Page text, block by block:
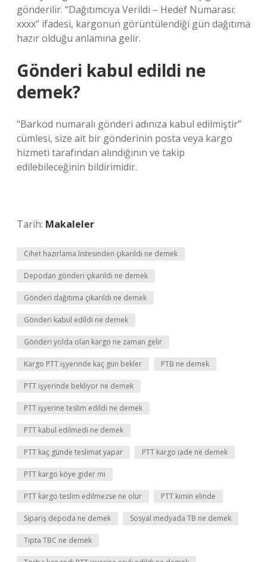
gönderilir. “Dağıtımcıya Verildi – Hedef Numarası:
xxxx” ifadesi, kargonun görüntülendiği gün dağıtıma
hazır olduğu anlamına gelir.
Gönderi kabul edildi ne
demek?
“Barkod numaralı gönderi adınıza kabul edilmiştir”
cümlesi, size ait bir gönderinin posta veya kargo
hizmeti tarafından alındığının ve takip
edilebileceğinin bildirimidir.
Tarih: Makaleler
Cihet hazırlama listesinden çıkarıldı ne demek
Depodan gönderi çıkarıldı ne demek
Gönderi dağıtıma çıkarıldı ne demek
Gönderi kabul edildi ne demek
Gönderi yolda olan kargo ne zaman gelir
Kargo PTT işyerinde kaç gün bekler PTB ne demek
PTT işyerinde bekliyor ne demek
PTT işyerine teslim edildi ne demek
PTT kabul edilmedi ne demek
PTT kaç günde teslimat yapar PTT kargo iade ne demek
PTT kargo köye gider mi
PTT kargo teslim edilmezse ne olur PTT kimin elinde
Sipariş depoda ne demek Sosyal medyada TB ne demek
Tıpta TBC ne demek